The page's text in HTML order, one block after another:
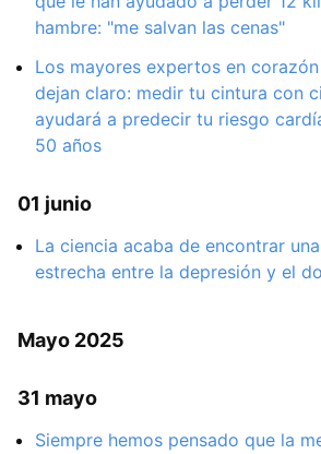
hambre: "me salvan las cenas"
Los mayores expertos en
dejan claro: medir tu cintura con
ayudará a predecir tu riesgo
50 años
01 junio
La ciencia acaba de encontrar
estrecha entre la depresión y el
Mayo 2025
31 mayo
Siempre hemos pensado que la